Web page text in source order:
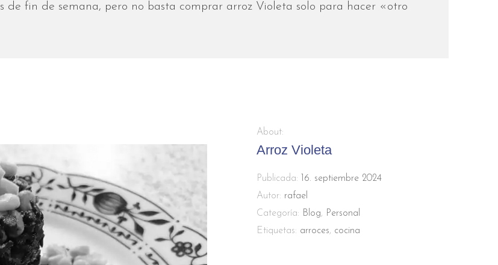
de fin de semana, pero no basta comprar arroz Violeta solo para hacer «otro
About:
Arroz Violeta
Publicada:
16. septiembre 2024
Autor: rafael
Categoría: Blog, Personal
Etiquetas: arroces, cocina